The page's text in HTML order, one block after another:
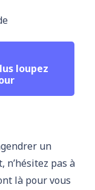
loupez
un
n’hésitez pas à
là pour vous